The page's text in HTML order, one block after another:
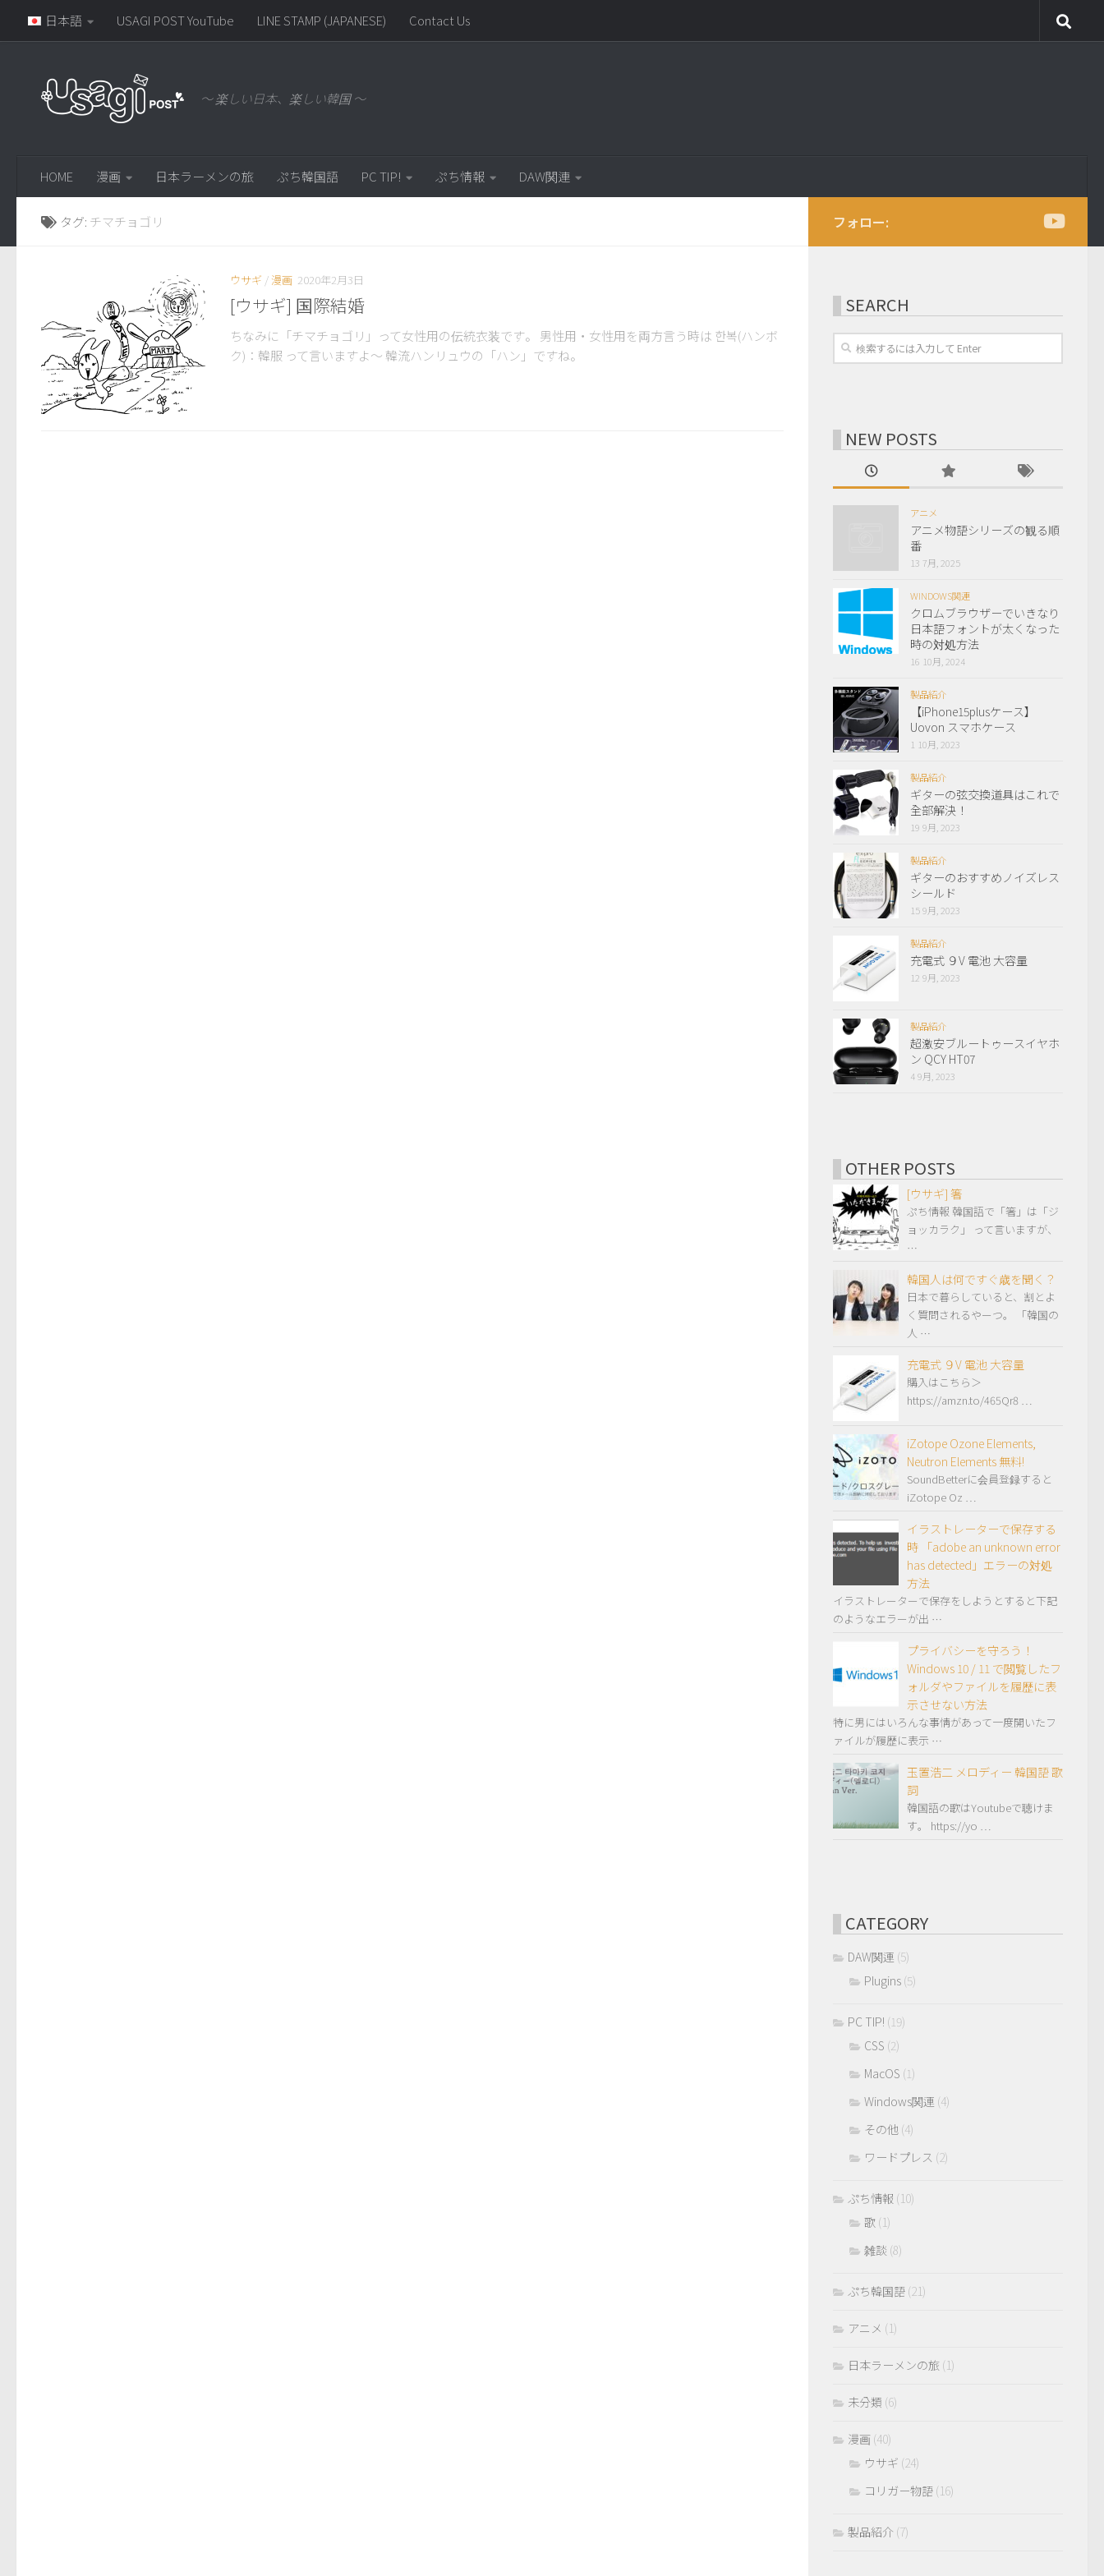
日本語 USAGI POST YouTube LINE STAMP (JAPANESE) Contact Us
～ 楽しい日本、楽しい韓国 ～
HOME 漫画 日本ラーメンの旅 ぷち韓国語 PC TIP! ぷち情報 DAW関連
タグ: チマチョゴリ
ウサギ /漫画 2020年2月3日
[ウサギ] 国際結婚
ちなみに「チマチョゴリ」って女性用の伝統衣装です。 男性用・女性用を両方言う時は 한복(ハンボ
ク)：韓服 って言いますよ～ 韓流ハンリュウの「ハン」ですね。
フォロー:
SEARCH
NEW POSTS
アニメ
アニメ物語シリーズの観る順
番
13 7月, 2025
WINDOWS関連
クロムブラウザーでいきなり
日本語フォントが太くなった
時の対処方法
16 10月, 2024
製品紹介
【iPhone15plusケース】
Uovon スマホケース
1 10月, 2023
製品紹介
ギターの弦交換道具はこれで
全部解決！
19 9月, 2023
製品紹介
ギターのおすすめノイズレス
シールド
15 9月, 2023
製品紹介
充電式 ９V 電池 大容量
12 9月, 2023
製品紹介
超激安ブルートゥースイヤホ
ン QCY HT07
4 9月, 2023
OTHER POSTS
[ウサギ] 箸
ぷち情報 韓国語で「箸」は「ジ
ョッカラク」 って言いますが、
…
韓国人は何ですぐ歳を聞く？
日本で暮らしていると、割とよ
く質問されるやーつ。 「韓国の
人 …
充電式 ９V 電池 大容量
購入はこちら＞
https://amzn.to/465Qr8 …
iZotope Ozone Elements,
Neutron Elements 無料!
SoundBetterに会員登録すると
iZotope Oz …
イラストレーターで保存する
時 「adobe an unknown error
has detected」エラーの対処
方法
イラストレーターで保存をしようとすると下記
のようなエラーが出 …
プライバシーを守ろう！
Windows 10 / 11 で閲覧したフ
ォルダやファイルを履歴に表
示させない方法
特に男にはいろんな事情があって一度開いたフ
ァイルが履歴に表示 …
玉置浩二 メロディー 韓国語 歌
詞
韓国語の歌はYoutubeで聴けま
す。 https://yo …
CATEGORY
DAW関連 (5)
Plugins (5)
PC TIP! (19)
CSS (2)
MacOS (1)
Windows関連 (4)
その他 (4)
ワードプレス (2)
ぷち情報 (10)
歌 (1)
雑談 (8)
ぷち韓国語 (21)
アニメ (1)
日本ラーメンの旅 (1)
未分類 (6)
漫画 (40)
ウサギ (24)
コリガー物語 (16)
製品紹介 (7)